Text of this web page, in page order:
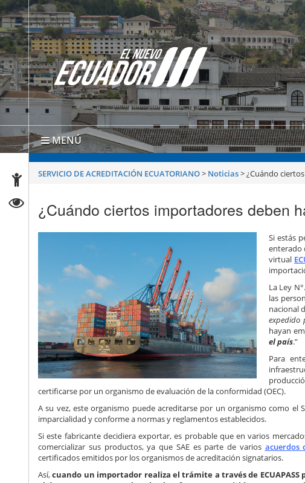
MENÚ
SERVICIO DE ACREDITACIÓN ECUATORIANO> Noticias>¿Cuándo
¿Cuándo ciertos importadores deben
Si estás
enterado
virtual
La Ley
las
nacional
expedido
hayan
el país.”
Para
certificarse por un organismo de evaluación de la conformidad (OEC).
A su vez, este organismo puede acreditarse por un organismo como el
imparcialidad y conforme a normas y reglamentos establecidos.
Si este fabricante decidiera exportar, es probable que en varios
comercializar sus productos, ya que SAE es parte de varios acuerdos
certificados emitidos por los organismos de acreditación signatarios.
Así,cuando un importador realiza el trámite a través de